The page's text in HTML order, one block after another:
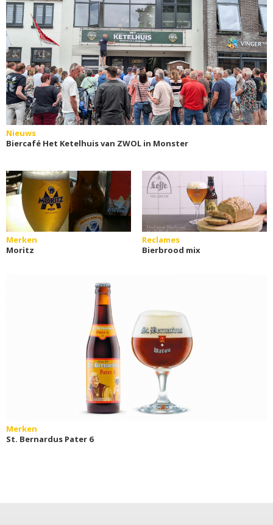
Nieuws
Biercafé Het Ketelhuis van ZWOL in Monster
Merken
Moritz
Reclames
Bierbrood mix
Merken
St. Bernardus Pater 6